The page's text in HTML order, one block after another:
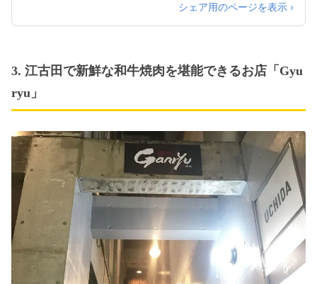
シェア用のページを表示 ›
3. 江古田で新鮮な和牛焼肉を堪能できるお店「Gyu
ryu」